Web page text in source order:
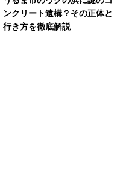
ンクリート遺構？その正体と
行き方を徹底解説